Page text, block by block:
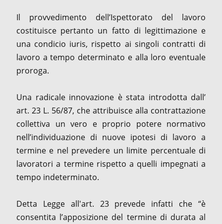
Il provvedimento dell’Ispettorato del lavoro
costituisce pertanto un fatto di legittimazione e
una condicio iuris, rispetto ai singoli contratti di
lavoro a tempo determinato e alla loro eventuale
proroga.
Una radicale innovazione è stata introdotta dall’
art. 23 L. 56/87, che attribuisce alla contrattazione
collettiva un vero e proprio potere normativo
nell’individuazione di nuove ipotesi di lavoro a
termine e nel prevedere un limite percentuale di
lavoratori a termine rispetto a quelli impegnati a
tempo indeterminato.
Detta Legge all'art. 23 prevede infatti che “è
consentita l’apposizione del termine di durata al